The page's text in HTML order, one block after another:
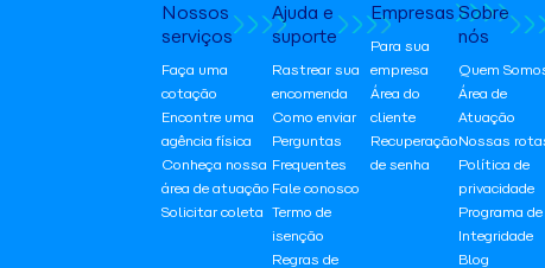
Nossos
serviços
Faça uma
cotação
Encontre uma
agência física
Conheça nossa
área de atuação
Solicitar coleta
Ajuda e
suporte
Rastrear sua
encomenda
Como enviar
Perguntas
Frequentes
Fale conosco
Termo de
isenção
Regras de
Empresas
Para sua
empresa
Área do
cliente
Recuperação
de senha
Sobre
nós
Quem
Área de
Atuação
Nossas
Política de
privacidade
Programa de
Integridade
Blog